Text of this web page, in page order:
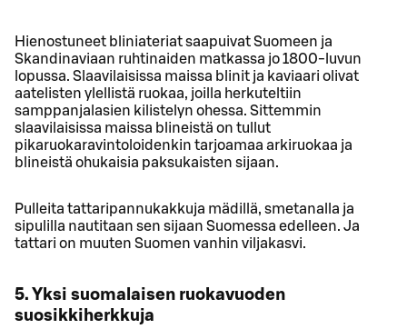
Hienostuneet bliniateriat saapuivat Suomeen ja
Skandinaviaan ruhtinaiden matkassa jo 1800-luvun
lopussa. Slaavilaisissa maissa blinit ja kaviaari olivat
aatelisten ylellistä ruokaa, joilla herkuteltiin
samppanjalasien kilistelyn ohessa. Sittemmin
slaavilaisissa maissa blineistä on tullut
pikaruokaravintoloidenkin tarjoamaa arkiruokaa ja
blineistä ohukaisia paksukaisten sijaan.
Pulleita tattaripannukakkuja mädillä, smetanalla ja
sipulilla nautitaan sen sijaan Suomessa edelleen. Ja
tattari on muuten Suomen vanhin viljakasvi.
5. Yksi suomalaisen ruokavuoden
suosikkiherkkuja